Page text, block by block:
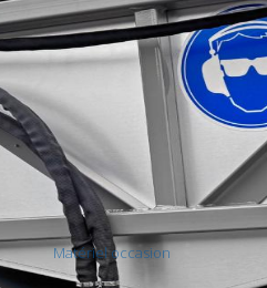
Matériel occasion
Divers - matériel forestier